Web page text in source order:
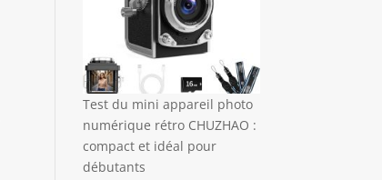
Test du mini appareil photo
numérique rétro CHUZHAO :
compact et idéal pour
débutants